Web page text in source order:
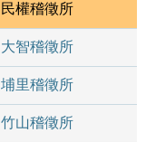
民權稽徵所
大智稽徵所
埔里稽徵所
竹山稽徵所